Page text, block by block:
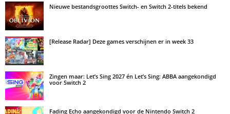
Nieuwe bestandsgroottes Switch- en Switch 2-titels bekend
[Release Radar] Deze games verschijnen er in week 33
Zingen maar: Let’s Sing 2027 én Let’s Sing: ABBA aangekondigd
voor Switch 2
Fading Echo aangekondigd voor de Nintendo Switch 2